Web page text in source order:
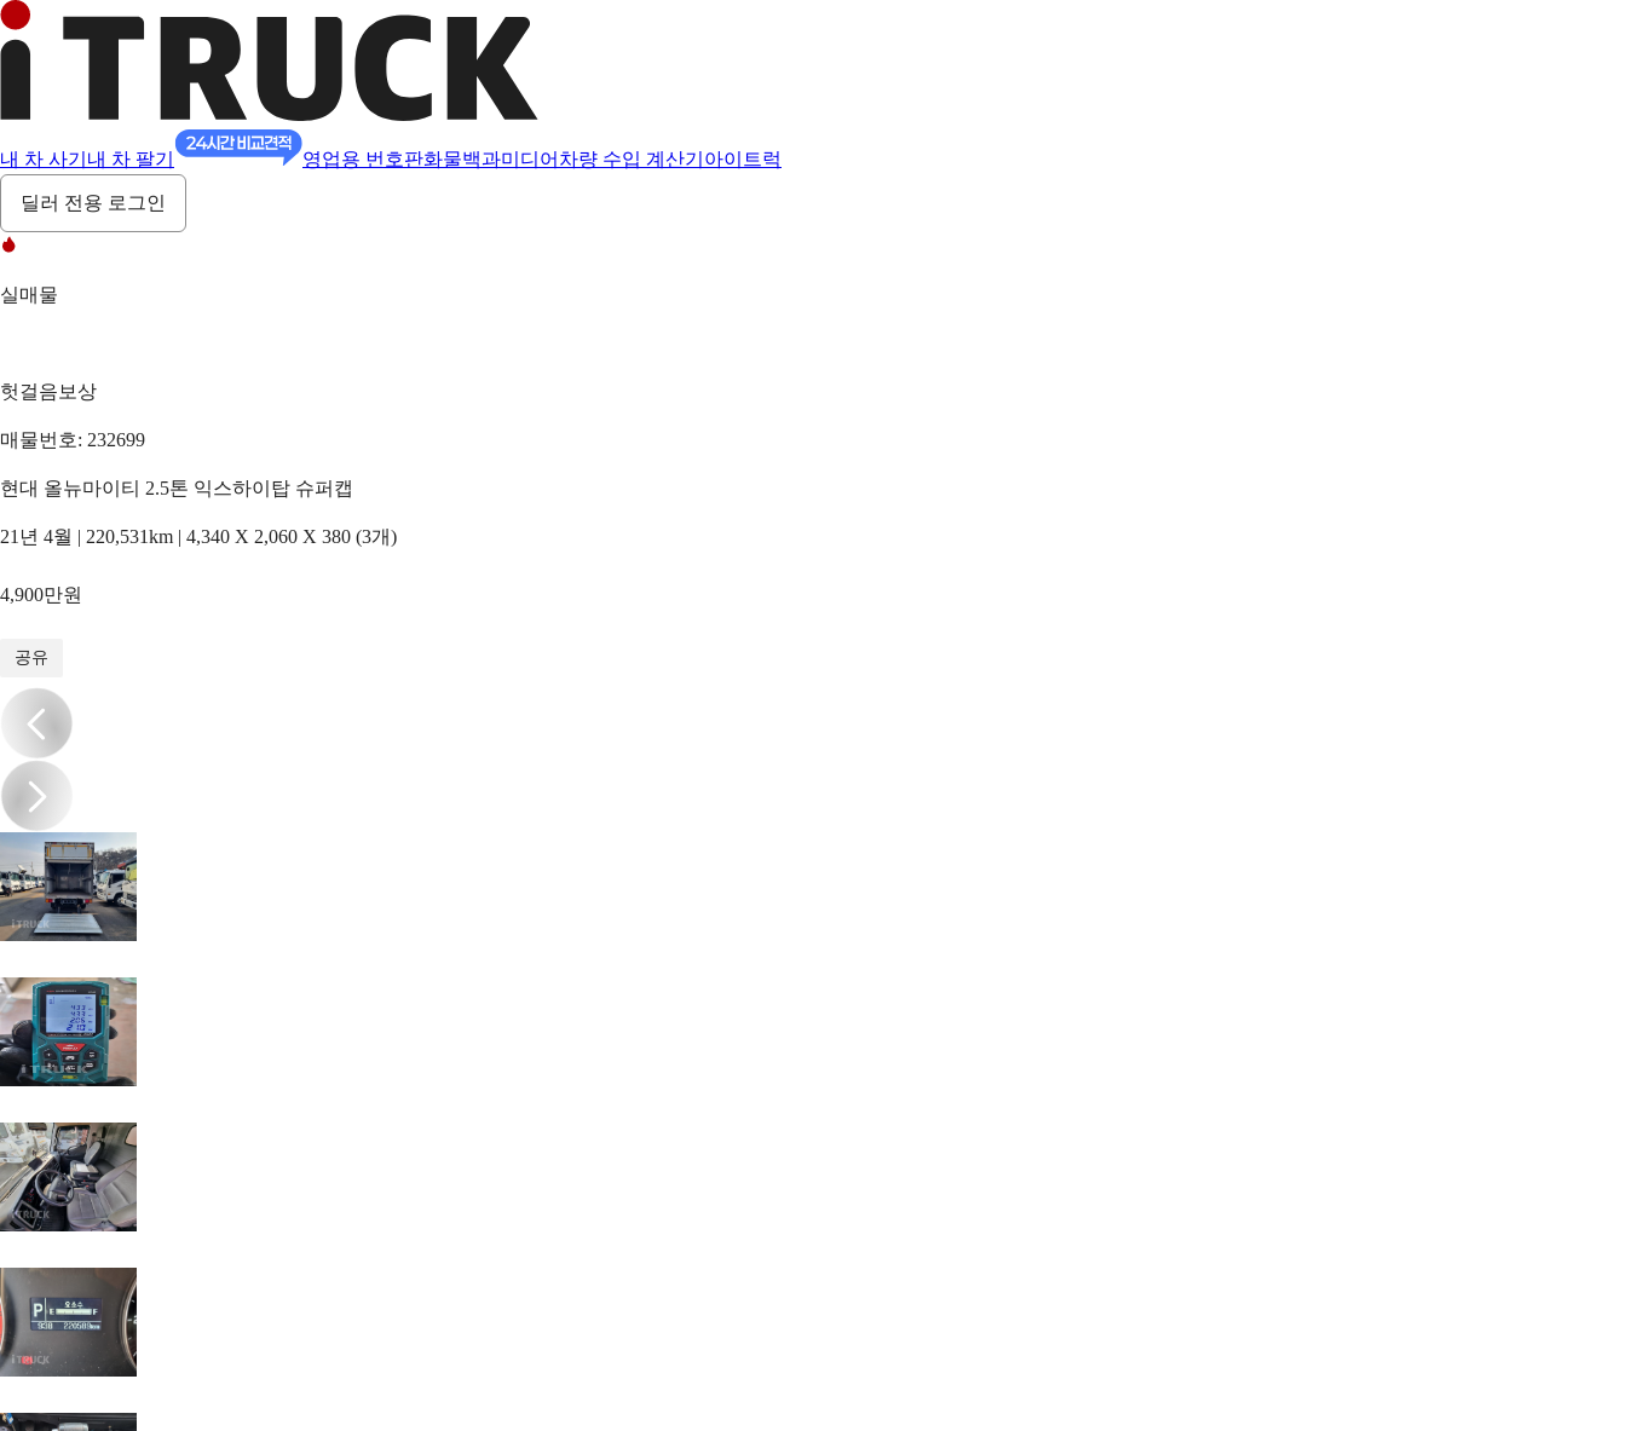
내 차 사기 내 차 팔기 영업용 번호판화물백과미디어 차량 수입 계산기 아이트럭
딜러 전용 로그인
실매물
헛걸음보상
매물번호: 232699
현대 올뉴마이티 2.5톤 익스하이탑 슈퍼캡
21년 4월 | 220,531km | 4,340 X 2,060 X 380 (3개)
4,900만원
공유
/12